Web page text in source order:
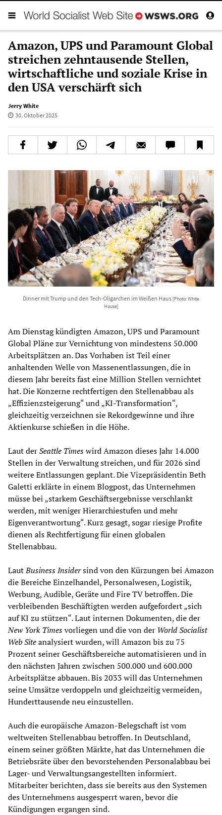
Amazon, UPS und Paramount Global
streichen zehntausende Stellen,
wirtschaftliche und soziale Krise in
den USA verschärft sich
Jerry White
30. Oktober 2025
Dinner mit Trump und den Tech-Oligarchen im Weißen Haus [Photo: White
House]
Am Dienstag kündigten Amazon, UPS und Paramount
Global Pläne zur Vernichtung von mindestens 50.000
Arbeitsplätzen an. Das Vorhaben ist Teil einer
anhaltenden Welle von Massenentlassungen, die in
diesem Jahr bereits fast eine Million Stellen vernichtet
hat. Die Konzerne rechtfertigen den Stellenabbau als
„Effizienzsteigerung“ und „KI-Transformation“,
gleichzeitig verzeichnen sie Rekordgewinne und ihre
Aktienkurse schießen in die Höhe.
Laut derSeattle Timeswird Amazon dieses Jahr 14.000
Stellen in der Verwaltung streichen, und für 2026 sind
weitere Entlassungen geplant. Die Vizepräsidentin Beth
Galetti erklärte in einem Blogpost, das Unternehmen
müsse bei „starkem Geschäftsergebnisse verschlankt
werden, mit weniger Hierarchiestufen und mehr
Eigenverantwortung“. Kurz gesagt, sogar riesige Profite
dienen als Rechtfertigung für einen globalen
Stellenabbau.
LautBusiness Insidersind von den Kürzungen bei Amazon
die Bereiche Einzelhandel, Personalwesen, Logistik,
Werbung, Audible, Geräte und Fire TV betroffen. Die
verbleibenden Beschäftigten werden aufgefordert „sich
auf KI zu stützen“. Laut internen Dokumenten, die der
New York Timesvorliegen und die von der World Socialist
Web Siteanalysiert wurden, will Amazon bis zu 75
Prozent seiner Geschäftsbereiche automatisieren und in
den nächsten Jahren zwischen 500.000 und 600.000
Arbeitsplätze abbauen. Bis 2033 will das Unternehmen
seine Umsätze verdoppeln und gleichzeitig vermeiden,
Hunderttausende neu einzustellen.
Auch die europäische Amazon-Belegschaft ist vom
weltweiten Stellenabbau betroffen. In Deutschland,
einem seiner größten Märkte, hat das Unternehmen die
Betriebsräte über den bevorstehenden Personalabbau bei
Lager- und Verwaltungsangestellten informiert.
Mitarbeiter berichten, dass sie bereits aus den Systemen
des Unternehmens ausgesperrt waren, bevor die
Kündigungen ergangen sind.